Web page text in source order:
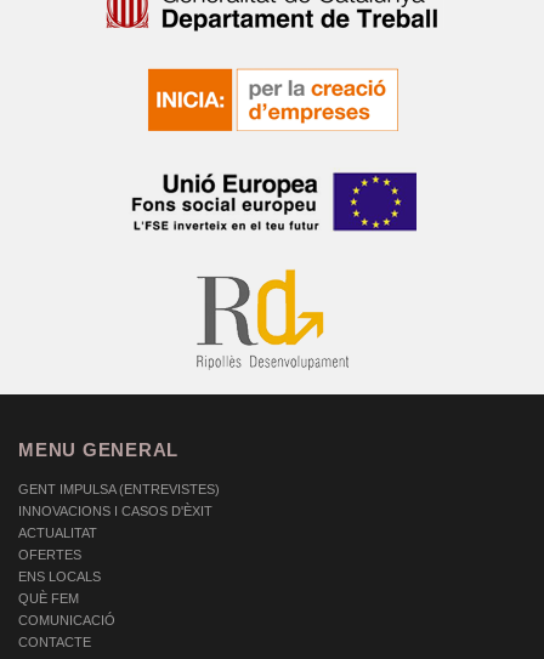
MENU GENERAL
GENT IMPULSA (ENTREVISTES)
INNOVACIONS I CASOS D'ÈXIT
ACTUALITAT
OFERTES
ENS LOCALS
QUÈ FEM
COMUNICACIÓ
CONTACTE